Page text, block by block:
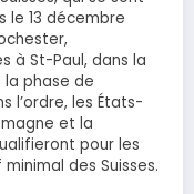
le 13 décembre
à St-Paul, dans la
la phase de
l’ordre, les États-
et la
pour les
des Suisses.